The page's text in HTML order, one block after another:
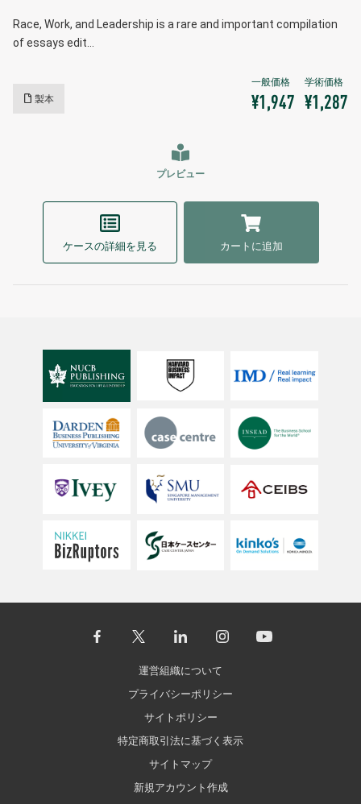
Race, Work, and Leadership is a rare and important compilation
of essays edit…
製本 ¥1,947 ¥1,287
プレビュー
ケースの詳細を見る カートに追加
運営組織について
プライバシーポリシー
サイトポリシー
特定商取引法に基づく表示
サイトマップ
新規アカウント作成